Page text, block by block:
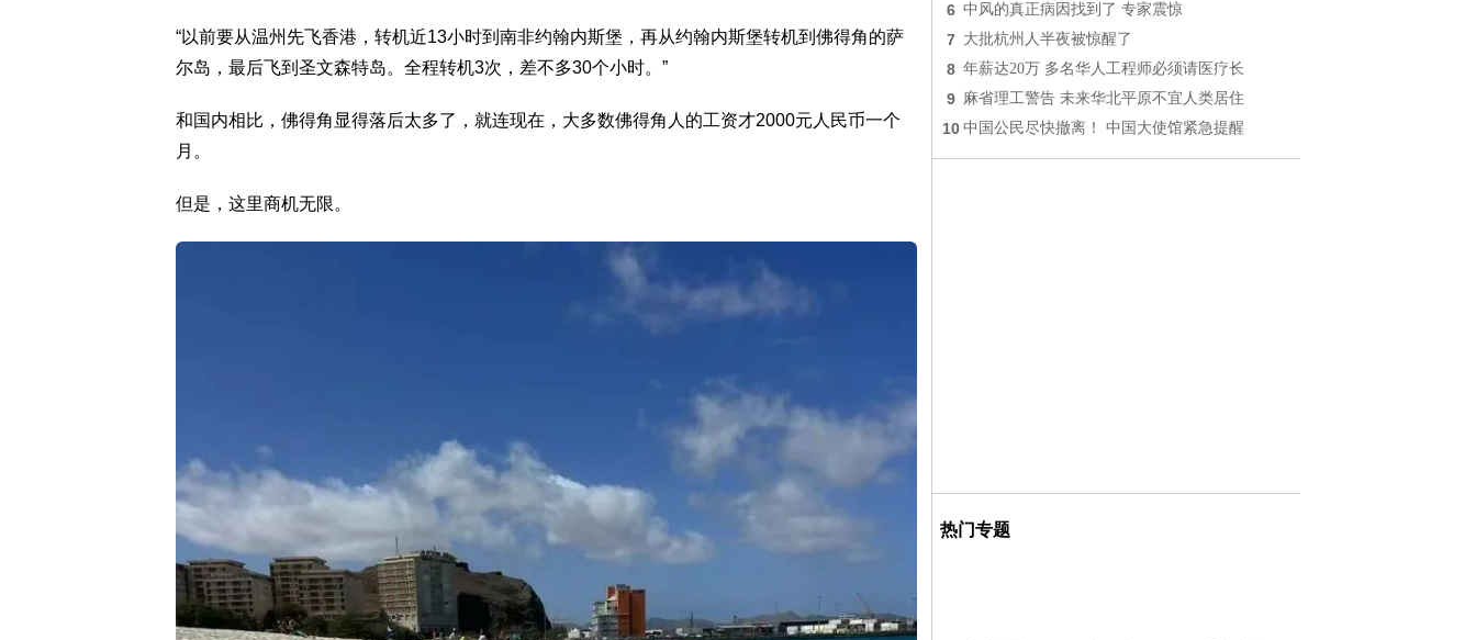
“以前要从温州先飞香港，转机近13小时到南非约翰内斯堡，再从约翰内斯堡转机到佛得角的萨
尔岛，最后飞到圣文森特岛。全程转机3次，差不多30个小时。”
和国内相比，佛得角显得落后太多了，就连现在，大多数佛得角人的工资才2000元人民币一个
月。
但是，这里商机无限。
6 中风的真正病因找到了 专家震惊
7 大批杭州人半夜被惊醒了
8 年薪达20万 多名华人工程师必须请医疗长
9 麻省理工警告 未来华北平原不宜人类居住
10 中国公民尽快撤离！ 中国大使馆紧急提醒
热门专题